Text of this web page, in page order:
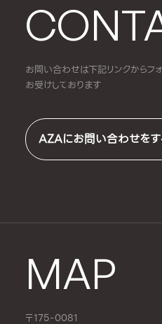
お問い合わせは下記リンクからフ
お受けしております
AZAにお問い合わせを
MAP
〒175-0081